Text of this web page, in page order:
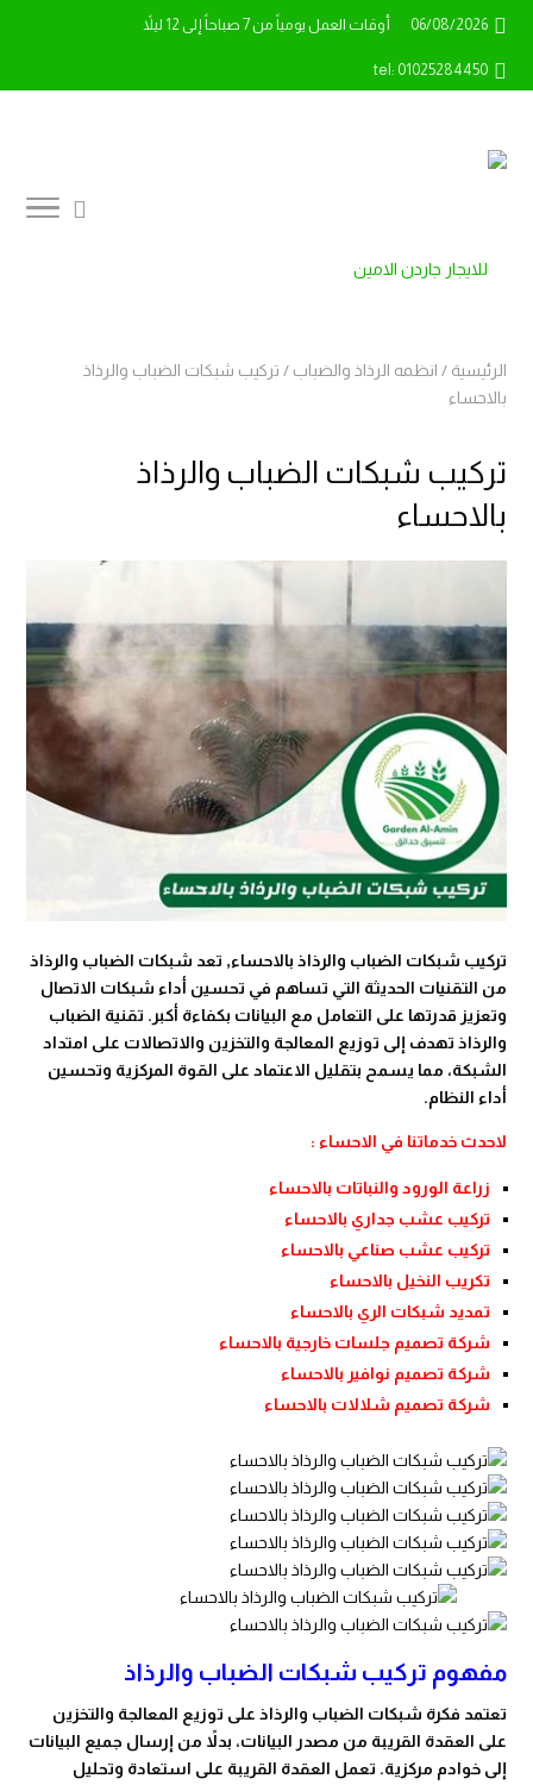
06/08/2026 أوقات العمل يومياً من 7 صباحاً إلى 12 ليلاً
tel: 01025284450
الرئيسية / انظمه الرذاذ والضباب / تركيب شبكات الضباب والرذاذ
بالاحساء
تركيب شبكات الضباب والرذاذ
بالاحساء
تركيب شبكات الضباب والرذاذ بالاحساء, تعد شبكات الضباب والرذاذ
من التقنيات الحديثة التي تساهم في تحسين أداء شبكات الاتصال
وتعزيز قدرتها على التعامل مع البيانات بكفاءة أكبر. تقنية الضباب
والرذاذ تهدف إلى توزيع المعالجة والتخزين والاتصالات على امتداد
الشبكة، مما يسمح بتقليل الاعتماد على القوة المركزية وتحسين
أداء النظام.
لاحدث خدماتنا في الاحساء :
زراعة الورود والنباتات بالاحساء
تركيب عشب جداري بالاحساء
تركيب عشب صناعي بالاحساء
تكريب النخيل بالاحساء
تمديد شبكات الري بالاحساء
شركة تصميم جلسات خارجية بالاحساء
شركة تصميم نوافير بالاحساء
شركة تصميم شلالات بالاحساء
مفهوم تركيب شبكات الضباب والرذاذ
تعتمد فكرة شبكات الضباب والرذاذ على توزيع المعالجة والتخزين
على العقدة القريبة من مصدر البيانات، بدلاً من إرسال جميع البيانات
إلى خوادم مركزية. تعمل العقدة القريبة على استعادة وتحليل